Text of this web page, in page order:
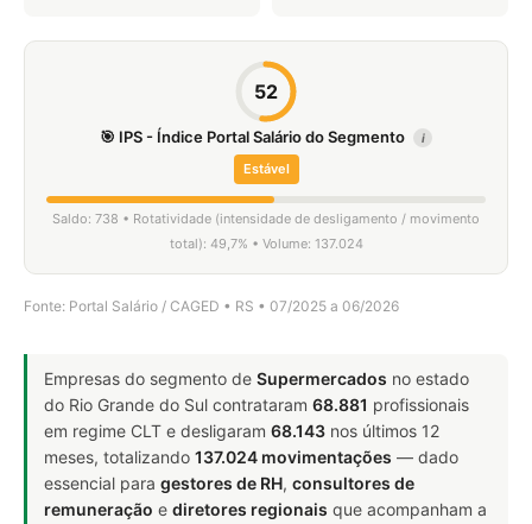
52
🎯 IPS - Índice Portal Salário do Segmento i
Estável
Saldo: 738 • Rotatividade (intensidade de desligamento / movimento
total): 49,7% • Volume: 137.024
Fonte: Portal Salário / CAGED • RS • 07/2025 a 06/2026
Empresas do segmento de Supermercados no estado
do Rio Grande do Sul contrataram 68.881 profissionais
em regime CLT e desligaram 68.143 nos últimos 12
meses, totalizando 137.024 movimentações — dado
essencial para gestores de RH, consultores de
remuneração e diretores regionais que acompanham a